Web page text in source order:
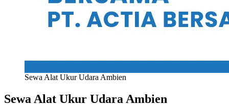
Sewa Alat Ukur Udara Ambien
Sewa Alat Ukur Udara Ambien